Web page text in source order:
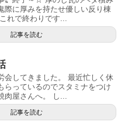
際に厚みを持たせ優しい反り棟
れで終わりです...
記事を読む
会してきました。 最近忙しく休
らっているのでスタミナをつけ
肉屋さんへ。 し...
記事を読む